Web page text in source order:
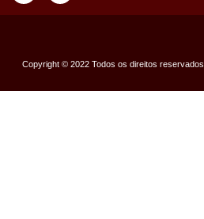
Copyright © 2022 Todos os direitos reservados.